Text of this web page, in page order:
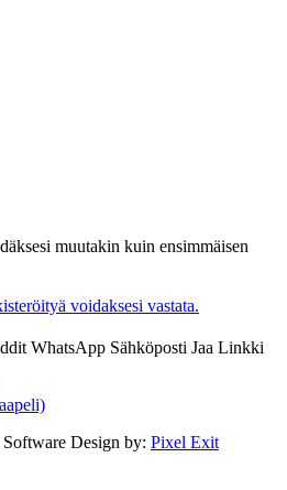
muutakin kuin ensimmäisen
voidaksesi vastata.
WhatsApp Sähköposti Jaa Linkki
Design by: Pixel Exit